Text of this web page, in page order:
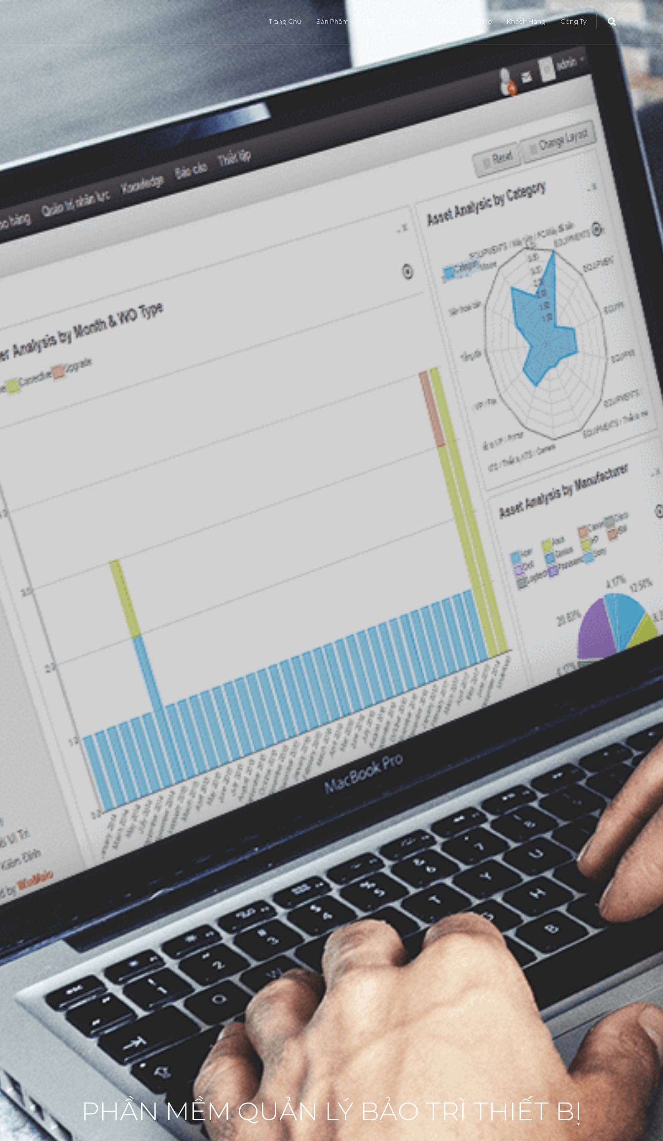
Trang Chủ Sản Phẩm Hỗ Trợ Khách Hàng Công Ty
PHẦN MỀM QUẢN LÝ BẢO TRÌ THIẾT BỊ